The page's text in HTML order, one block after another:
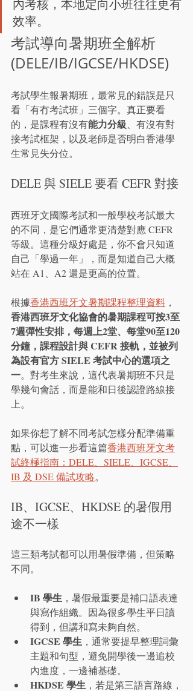
內考核，本地定向小班往往更有
效率。
考試導向暑期班全解析
(DELE/IB/IGCSE/HKDSE)
考試學生報暑期班，最常見的錯誤是只
看「有冇考試班」三個字。真正要看
的，是課程有沒有能力分級 、有沒有對
接考試框架，以及老師是否明白香港學
生常見失分位。
DELE 與 SIELE 要看 CEFR 對接
西班牙文國際考試和一般學校考試最大
的不同，是它們通常更清楚對應 CEFR
等級。這種分級好處是，你不會只知道
自己「學過一年」，而是知道自己大概
站在 A1、A2 還是更高的位置。
根據香港西班牙文暑期課程整理資料 ，
香港西班牙文化協會的暑期課程可按3至
7週彈性安排，每週上2堂、每堂90至120
分鐘，課程設計與 CEFR 接軌，並被列
為設有官方 SIELE 考試中心的選項之
一。對考生來說，這代表暑期班不只是
學幾句會話，而是能和日後認證路線接
上。
如果你想了解不同考試怎樣分配準備重
點，可以進一步看這篇香港西班牙文考
試終極指南：DELE、SIELE、IGCSE、
IB 及 DSE 備試攻略。
IB、IGCSE、HKDSE 的暑假用
途不一樣
這三類考試都可以用暑假準備，但策略
不同。
IB 學生 ，暑假最重要是補口語表達
與寫作組織。因為很多學生平日讀
得到，但講和寫未夠自然。
IGCSE 學生 ，通常要提早整理詞彙
主題和句型，避免開學後一邊追校
內進度，一邊補基礎。
HKDSE 學生 ，若是第三語言路線，